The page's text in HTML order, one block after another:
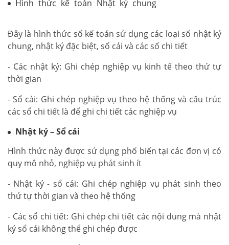
Hình thức kế toán Nhật ký chung
Đây là hình thức sổ kế toán sử dụng các loại sổ nhật ký
chung, nhật ký đặc biệt, sổ cái và các sổ chi tiết
- Các nhật ký: Ghi chép nghiệp vụ kinh tế theo thứ tự
thời gian
- Sổ cái: Ghi chép nghiệp vụ theo hệ thống và cấu trúc
các sổ chi tiết là để ghi chi tiết các nghiệp vụ
Nhật ký – Sổ cái
Hình thức này được sử dụng phổ biến tại các đơn vị có
quy mô nhỏ, nghiệp vụ phát sinh ít
- Nhật ký - sổ cái: Ghi chép nghiệp vụ phát sinh theo
thứ tự thời gian và theo hệ thống
- Các sổ chi tiết: Ghi chép chi tiết các nội dung mà nhật
ký sổ cái không thể ghi chép được